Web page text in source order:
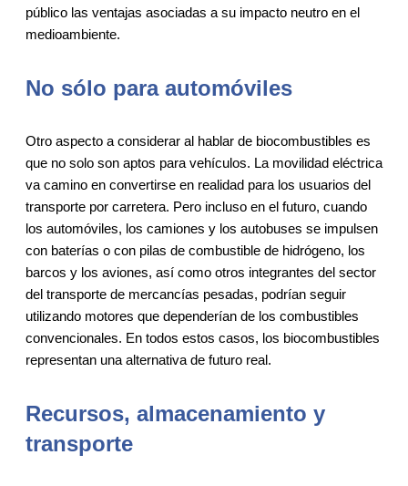
público las ventajas asociadas a su impacto neutro en el
medioambiente.
No sólo para automóviles
Otro aspecto a considerar al hablar de biocombustibles es
que no solo son aptos para vehículos. La movilidad eléctrica
va camino en convertirse en realidad para los usuarios del
transporte por carretera. Pero incluso en el futuro, cuando
los automóviles, los camiones y los autobuses se impulsen
con baterías o con pilas de combustible de hidrógeno, los
barcos y los aviones, así como otros integrantes del sector
del transporte de mercancías pesadas, podrían seguir
utilizando motores que dependerían de los combustibles
convencionales. En todos estos casos, los biocombustibles
representan una alternativa de futuro real.
Recursos, almacenamiento y
transporte